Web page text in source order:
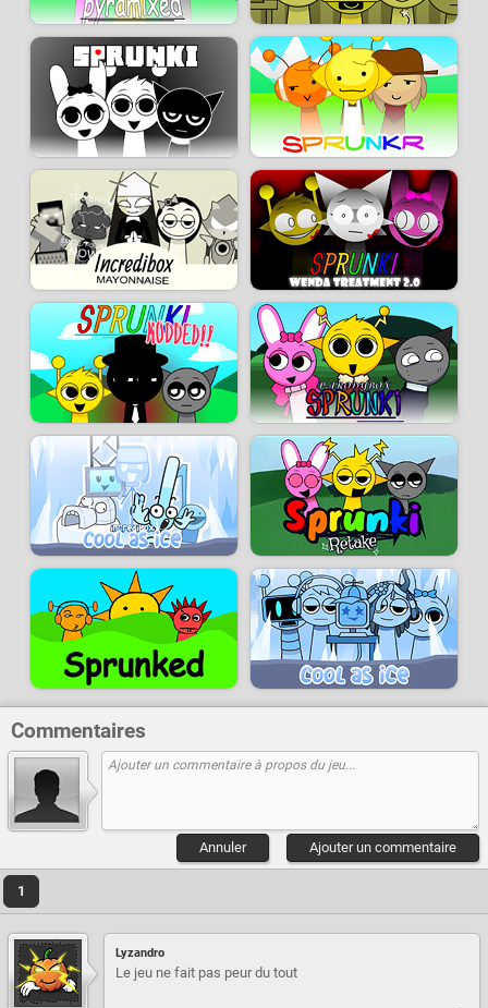
Commentaires
Ajouter un commentaire
Annuler
1
Lyzandro
Le jeu ne fait pas peur du tout